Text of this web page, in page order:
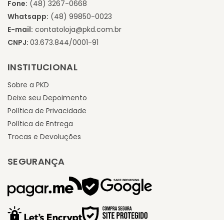
Fone: (48) 3267-0668
Whatsapp: (48) 99850-0023
E-mail: contatoloja@pkd.com.br
CNPJ: 03.673.844/0001-91
INSTITUCIONAL
Sobre a PKD
Deixe seu Depoimento
Política de Privacidade
Política de Entrega
Trocas e Devoluções
SEGURANÇA